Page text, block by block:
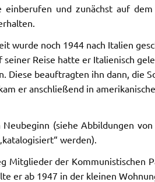
einberufen und zunächst auf
wurde noch 1944 nach Italien
seiner Reise hatte er Italienisch
Diese beauftragten ihn dann, die
er anschließend in
(siehe Abbildungen
werden).
Mitglieder der Kommunistischen
er ab 1947 in der kleinen